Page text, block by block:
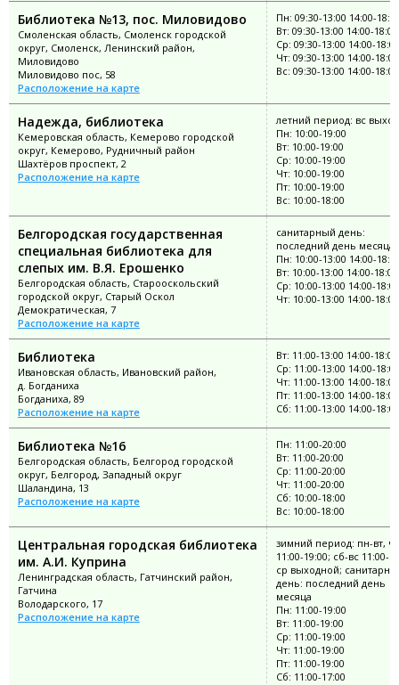
Библиотека №13, пос. Миловидово
Смоленская область, Смоленск городской
округ, Смоленск, Ленинский район,
Миловидово
Миловидово пос, 58
Расположение на карте
Пн: 09:30-13:00 14:00-
Вт: 09:30-13:00 14:00-18:00
Ср: 09:30-13:00 14:00-18:00
Чт: 09:30-13:00 14:00-18:00
Вс: 09:30-13:00 14:00-18:00
Надежда, библиотека
Кемеровская область, Кемерово городской
округ, Кемерово, Рудничный район
Шахтёров проспект, 2
Расположение на карте
летний период: вс
Пн: 10:00-19:00
Вт: 10:00-19:00
Ср: 10:00-19:00
Чт: 10:00-19:00
Пт: 10:00-19:00
Вс: 10:00-18:00
Белгородская государственная
специальная библиотека для
слепых им. В.Я. Ерошенко
Белгородская область, Старооскольский
городской округ, Старый Оскол
Демократическая, 7
Расположение на карте
санитарный день:
последний день месяца
Пн: 10:00-13:00 14:00-
Вт: 10:00-13:00 14:00-18:00
Ср: 10:00-13:00 14:00-18:00
Чт: 10:00-13:00 14:00-18:00
Библиотека
Ивановская область, Ивановский район,
д. Богданиха
Богданиха, 89
Расположение на карте
Вт: 11:00-13:00 14:00-18:00
Ср: 11:00-13:00 14:00-18:00
Чт: 11:00-13:00 14:00-18:00
Пт: 11:00-13:00 14:00-18:00
Сб: 11:00-13:00 14:00-18:00
Библиотека №16
Белгородская область, Белгород городской
округ, Белгород, Западный округ
Шаландина, 13
Расположение на карте
Пн: 11:00-20:00
Вт: 11:00-20:00
Ср: 11:00-20:00
Чт: 11:00-20:00
Сб: 10:00-18:00
Вс: 10:00-18:00
Центральная городская библиотека
им. А.И. Куприна
Ленинградская область, Гатчинский район,
Гатчина
Володарского, 17
Расположение на карте
зимний период: пн-вт,
11:00-19:00; сб-вс 11:00-
ср выходной;
день: последний день
месяца
Пн: 11:00-19:00
Вт: 11:00-19:00
Ср: 11:00-19:00
Чт: 11:00-19:00
Пт: 11:00-19:00
Сб: 11:00-17:00